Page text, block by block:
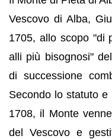
Vescovo di Alba,
1705, allo scopo "di
alli più bisognosi"
di successione
Secondo lo statuto
1708, il Monte
del Vescovo e